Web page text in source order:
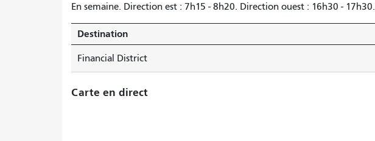
En semaine. Direction est : 7h15 - 8h20. Direction ouest : 16h30 - 17h30.
Destination
Financial District
Carte en direct